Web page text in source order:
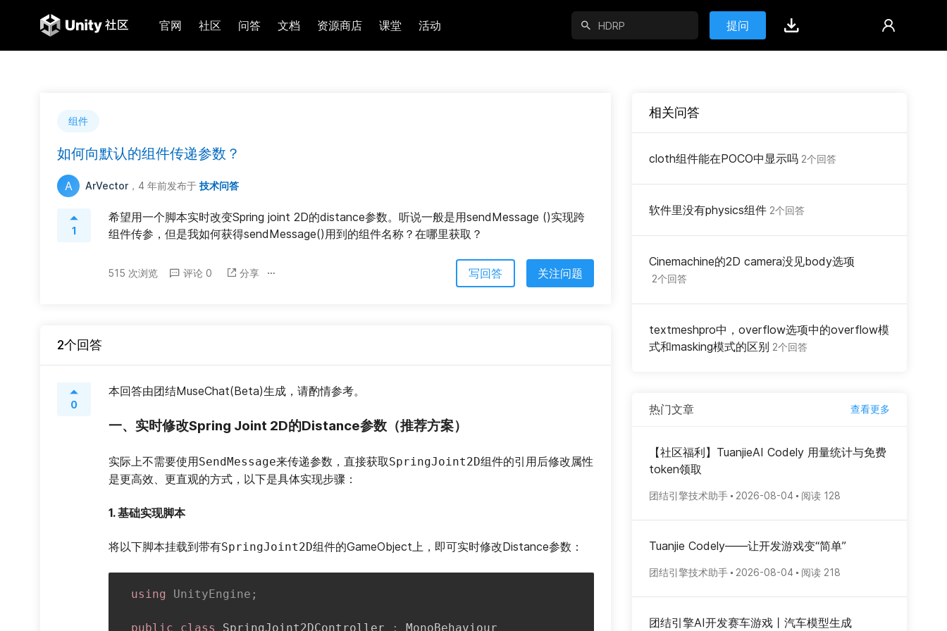
官网 社区 问答 文档 资源商店 课堂 活动 提问
组件
如何向默认的组件传递参数？
A ArVector ，4 年前发布于 技术问答
1
希望用一个脚本实时改变Spring joint 2D的distance参数。听说一般是用sendMessage ()实现跨
组件传参，但是我如何获得sendMessage()用到的组件名称？在哪里获取？
515 次浏览 评论 0 分享 写回答 关注问题
2个回答
0
本回答由团结MuseChat(Beta)生成，请酌情参考。
一、实时修改Spring Joint 2D的Distance参数（推荐方案）
实际上不需要使用SendMessage来传递参数，直接获取SpringJoint2D组件的引用后修改属性
是更高效、更直观的方式，以下是具体实现步骤：
1. 基础实现脚本
将以下脚本挂载到带有SpringJoint2D组件的GameObject上，即可实时修改Distance参数：
using UnityEngine ;
public class SpringJoint2DController : MonoBehaviour
相关问答
cloth组件能在POCO中显示吗 2个回答
软件里没有physics组件 2个回答
Cinemachine的2D camera没见body选项
2个回答
textmeshpro中，overflow选项中的overflow模
式和masking模式的区别 2个回答
热门文章 查看更多
【社区福利】TuanjieAI Codely 用量统计与免费
token领取
团结引擎技术助手 2026-08-04 阅读 128
Tuanjie Codely——让开发游戏变“简单”
团结引擎技术助手 2026-08-04 阅读 218
团结引擎AI开发赛车游戏丨汽车模型生成